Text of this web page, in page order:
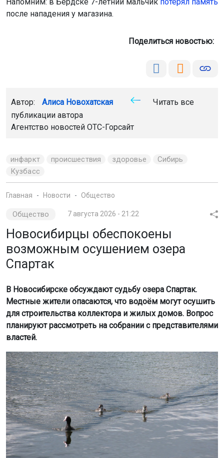
после нападения у магазина.
Поделиться новостью:
Автор: Алиса Новохатская
Читать все
публикации автора
Агентство новостей ОТС-Горсайт
инфаркт происшествия здоровье
Сибирь
Кузбасс
Главная Новости Общество
Общество 7 августа 2026 - 21:22
Новосибирцы обеспокоены
возможным осушением озера
Спартак
В Новосибирске обсуждают судьбу озера Спартак.
Местные жители опасаются, что водоём могут осушить
для строительства коллектора и жилых домов. Вопрос
планируют рассмотреть на собрании с представителями
властей.